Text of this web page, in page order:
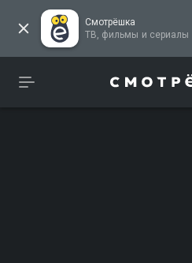
Смотрёшка
ТВ, фильмы и сериалы